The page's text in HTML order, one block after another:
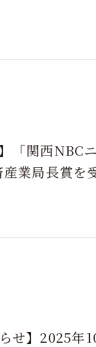
「関西NBC
業局長賞を
らせ】2025